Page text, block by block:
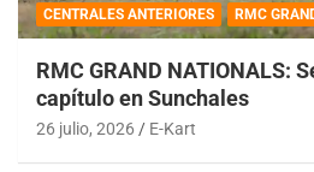
CENTRALES ANTERIORES RMC
RMC GRAND NATIONALS:
capítulo en Sunchales
26 julio, 2026 E-Kart